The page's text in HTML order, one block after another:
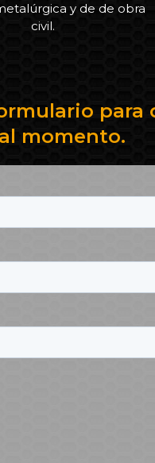
y de de obra
civil.
para
momento.